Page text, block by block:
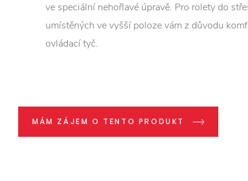
ve speciální nehořlavé úpravě. Pro rolety do
umístěných ve vyšší poloze vám z důvodu
ovládací tyč.
MÁM ZÁJEM O TENTO PRODUKT